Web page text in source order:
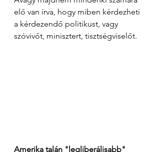
elő van írva, hogy miben kérdezheti
a kérdezendő politikust, vagy
szóvivőt, minisztert, tisztségviselőt.
Amerika talán "legliberálisabb"